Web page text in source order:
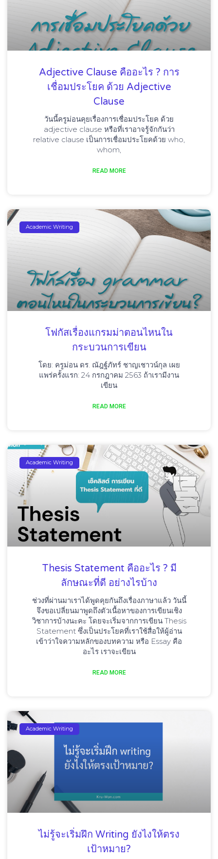
Adjective Clause คืออะไร ? การ
เชื่อมประโยค ด้วย Adjective
Clause
วันนี้ครูม่อนคุยเรื่องการเชื่อมประโยค ด้วย
adjective clause หรือที่เราอาจรู้จักกันว่า
relative clause เป็นการเชื่อมประโยคด้วย who,
whom,
READ MORE
Academic Writing
โฟกัสเรื่องแกรมม่าตอนไหนใน
กระบวนการเขียน
โดย: ครูม่อน ดร. ณัฎฐ์ภัทร์ ชาญเชาวน์กุล เผย
แพร่ครั้งแรก: 24 กรกฎาคม 2563 ถ้าเรามีงาน
เขียน
READ MORE
Academic Writing
Thesis Statement คืออะไร ? มี
ลักษณะที่ดี อย่างไรบ้าง
ช่วงที่ผ่านมาเราได้พูดคุยกันถึงเรื่องภาษาแล้ว วันนี้
จึงขอเปลี่ยนมาพูดถึงตัวเนื้อหาของการเขียนเชิง
วิชาการบ้างนะคะ โดยจะเริ่มจากการเขียน Thesis
Statement ซึ่งเป็นประโยคที่เราใช้สื่อให้ผู้อ่าน
เข้าว่าใจความหลักของบทความ หรือ Essay คือ
อะไร เราจะเขียน
READ MORE
Academic Writing
ไม่รู้จะเริ่มฝึก Writing ยังไงให้ตรง
เป้าหมาย?